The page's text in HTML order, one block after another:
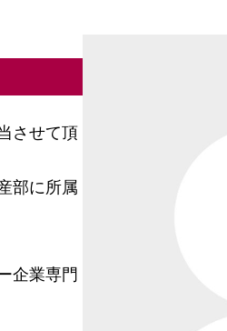
させて頂
部に所属
企業専門